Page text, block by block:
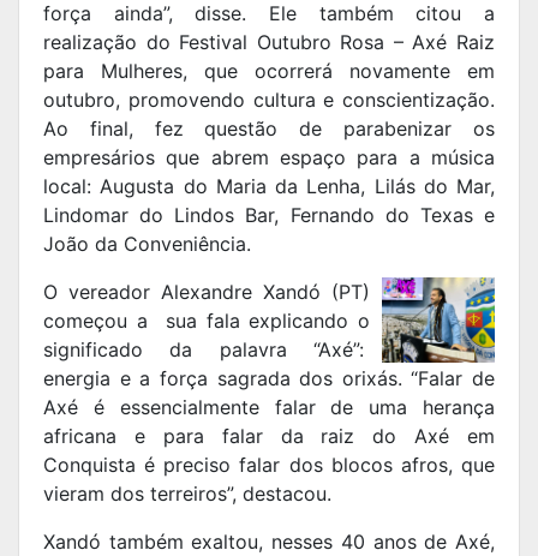
força ainda”, disse. Ele também citou a
realização do Festival Outubro Rosa – Axé Raiz
para Mulheres, que ocorrerá novamente em
outubro, promovendo cultura e conscientização.
Ao final, fez questão de parabenizar os
empresários que abrem espaço para a música
local: Augusta do Maria da Lenha, Lilás do Mar,
Lindomar do Lindos Bar, Fernando do Texas e
João da Conveniência.
O vereador Alexandre Xandó (PT)
começou a sua fala explicando o
significado da palavra “Axé”:
energia e a força sagrada dos orixás. “Falar de
Axé é essencialmente falar de uma herança
africana e para falar da raiz do Axé em
Conquista é preciso falar dos blocos afros, que
vieram dos terreiros”, destacou.
Xandó também exaltou, nesses 40 anos de Axé,